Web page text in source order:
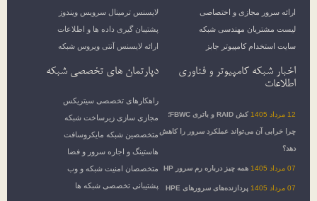
لایسنس ترمینال سرویس ویندوز
پشتیبان گیری داده ها و اطلاعات
ارائه لایسنس آنتی ویروس شبکه
ارائه سرور مجازی و اختصاصی
لیست مشتریان مهندسی شبکه
سایت استخدام کامپیوتر جابز
دپارتمان های تخصصی شبکه
راهکارهای تخصصی سیتریکس
مجازی سازی زیرساخت شبکه
متخصصین شبکه مایکروسافت
هاستینگ و اجاره سرور و فضا
متخصصان امنیت شبکه و وب
پشتیبانی تخصصی شبکه ها
اخبار شبکه کامپیوتر و فناوری
اطلاعات
12 مرداد 1405 کش RAID و باتری FBWC؛
چرا خرابی آن می‌تواند عملکرد سرور را کاهش
دهد؟
07 مرداد 1405 همه چیز درباره رم سرور HP
07 مرداد 1405 پردازنده‌های سرورهای HPE